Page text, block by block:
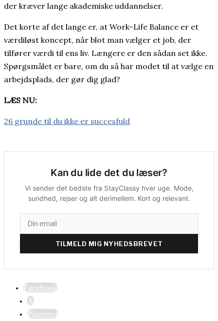
der kræver lange akademiske uddannelser.
Det korte af det lange er, at Work-Life Balance er et
værdiløst koncept, når blot man vælger et job, der
tilfører værdi til ens liv. Længere er den sådan set ikke.
Spørgsmålet er bare, om du så har modet til at vælge en
arbejdsplads, der gør dig glad?
LÆS NU:
26 grunde til du ikke er succesfuld
Kan du lide det du læser?
Vi sender det bedste fra StayClassy hver uge. Mode,
sundhed, rejser og alt derimellem. Kort og relevant.
TILMELD MIG NYHEDSBREVET
Facebook
X
Pinterest